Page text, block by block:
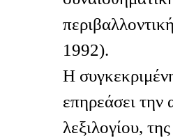
1992).
Η
επηρεάσει την
λεξιλογίου,